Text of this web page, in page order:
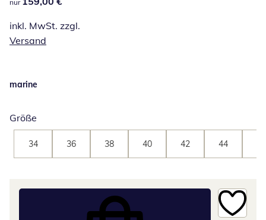
nur
inkl. MwSt. zzgl.
Versand
marine
Größe
34 36 38 40 42 44